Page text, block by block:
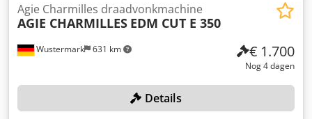
Wustermark 631 km
Agie Charmilles draadvonkmachine
AGIE CHARMILLES EDM CUT E 350
€ 1.700
Nog 4 dagen
Details